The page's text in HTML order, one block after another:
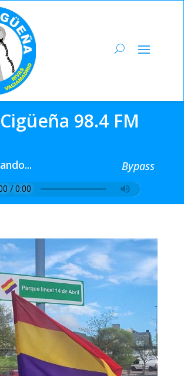
98.4 FM
Bypass